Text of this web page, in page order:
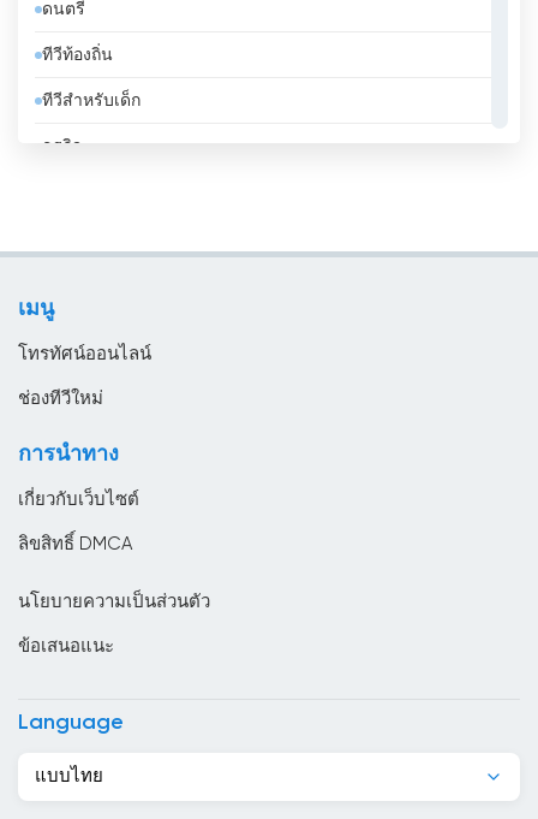
ชาด
ชิลี
ซานมาริโน
นิการากัว
ดนตรี
ทีวีท้องถิ่น
ทีวีสำหรับเด็ก
ธุรกิจ
เมนู
โทรทัศน์ออนไลน์
ช่องทีวีใหม่
การนำทาง
เกี่ยวกับเว็บไซต์
ลิขสิทธิ์ DMCA
นโยบายความเป็นส่วนตัว
ข้อเสนอแนะ
Language
แบบไทย